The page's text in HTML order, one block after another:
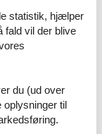
Im
für gemütliche
WC ist im
eine weitere
statistik, hjælper
fald vil der blive
du (ud over
til